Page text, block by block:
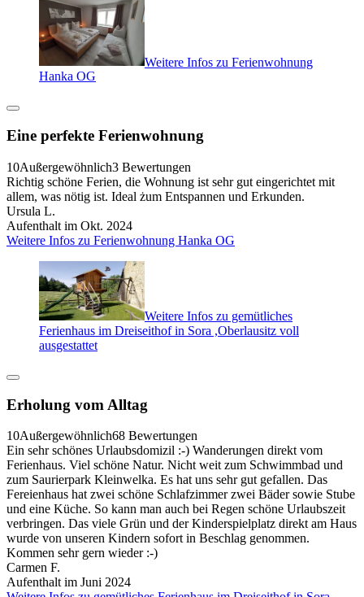
Weitere Infos zu Ferienwohnung
Hanka OG
Eine perfekte Ferienwohnung
10Außergewöhnlich3 Bewertungen
Richtig schöne Ferien, die Wohnung ist sehr gut eingerichtet mit
allem, was nötig ist. Ideal żum Entspannen und Erkunden.
Ursula L.
Aufenthalt im Okt. 2024
Weitere Infos zu Ferienwohnung Hanka OG
Weitere Infos zu gemütliches
Ferienhaus im Dreiseithof in Sora ,Oberlausitz voll
ausgestattet
Erholung vom Alltag
10Außergewöhnlich68 Bewertungen
Ein sehr schönes Urlaubsdomizil :-) Wanderungen direkt vom
Ferienhaus. Viel schöne Natur. Nicht weit zum Schwimmbad und
zum Saurierpark Kleinwelka. Es hat uns sehr gut gefallen. Das
Fereienhaus hat zwei schöne Schlafzimmer zwei Bäder sowie Stube
und eine Küche. So kann man auch bei Regen schöne Urlaubszeit
verbringen. Das viele Grün und der Kinderspielplatz direkt am Haus
wurde von unseren Kindern sofort in Beschlag genommen.
Kommen sehr gern wieder :-)
Carmen F.
Aufenthalt im Juni 2024